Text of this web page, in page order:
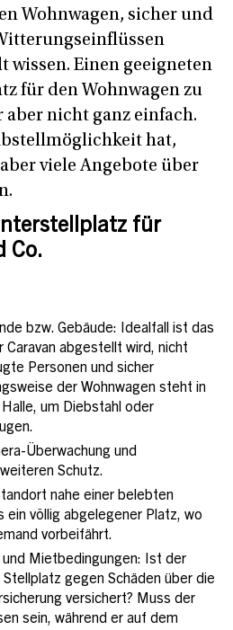
Wohnwagen, sicher und
wissen. Einen geeigneten
für den Wohnwagen zu
nicht ganz einfach.
hat,
viele Angebote über
für
Co.
bzw. Gebäude: Idealfall ist das
Caravan abgestellt wird, nicht
Personen und sicher
der Wohnwagen steht in
um Diebstahl oder
Überwachung und
Schutz.
nahe einer belebten
ein völlig abgelegener Platz, wo
vorbeifährt.
Mietbedingungen: Ist der
gegen Schäden über die
versichert? Muss der
sein, während er auf dem